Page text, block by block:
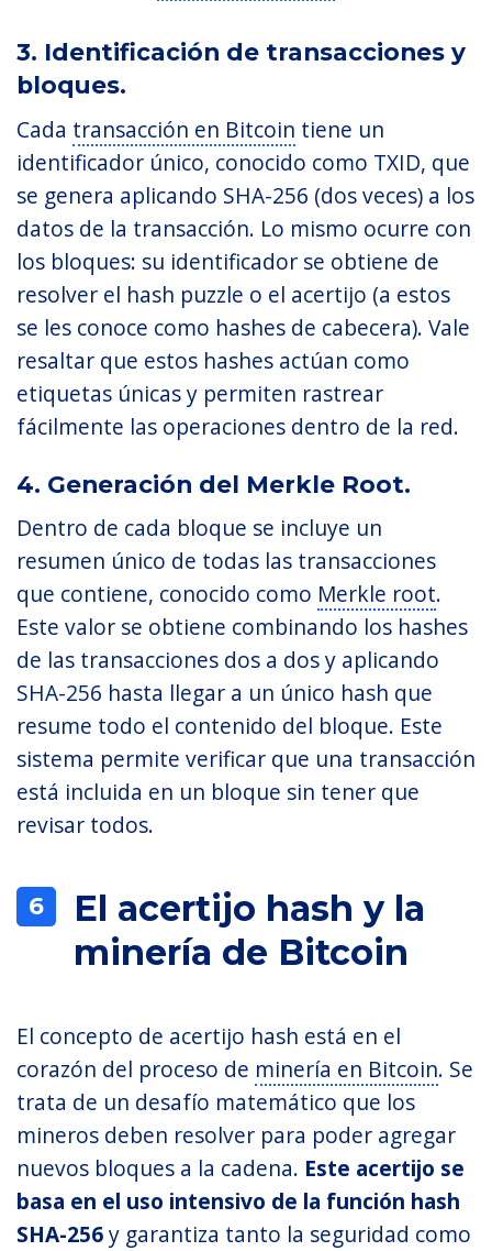
3. Identificación de transacciones y
bloques.
Cada transacción en Bitcoin tiene un
identificador único, conocido como TXID, que
se genera aplicando SHA-256 (dos veces) a los
datos de la transacción. Lo mismo ocurre con
los bloques: su identificador se obtiene de
resolver el hash puzzle o el acertijo (a estos
se les conoce como hashes de cabecera). Vale
resaltar que estos hashes actúan como
etiquetas únicas y permiten rastrear
fácilmente las operaciones dentro de la red.
4. Generación del Merkle Root.
Dentro de cada bloque se incluye un
resumen único de todas las transacciones
que contiene, conocido como Merkle root.
Este valor se obtiene combinando los hashes
de las transacciones dos a dos y aplicando
SHA-256 hasta llegar a un único hash que
resume todo el contenido del bloque. Este
sistema permite verificar que una transacción
está incluida en un bloque sin tener que
revisar todos.
6
El acertijo hash y la
minería de Bitcoin
El concepto de acertijo hash está en el
corazón del proceso de minería en Bitcoin. Se
trata de un desafío matemático que los
mineros deben resolver para poder agregar
nuevos bloques a la cadena. Este acertijo se
basa en el uso intensivo de la función hash
SHA-256y garantiza tanto la seguridad como